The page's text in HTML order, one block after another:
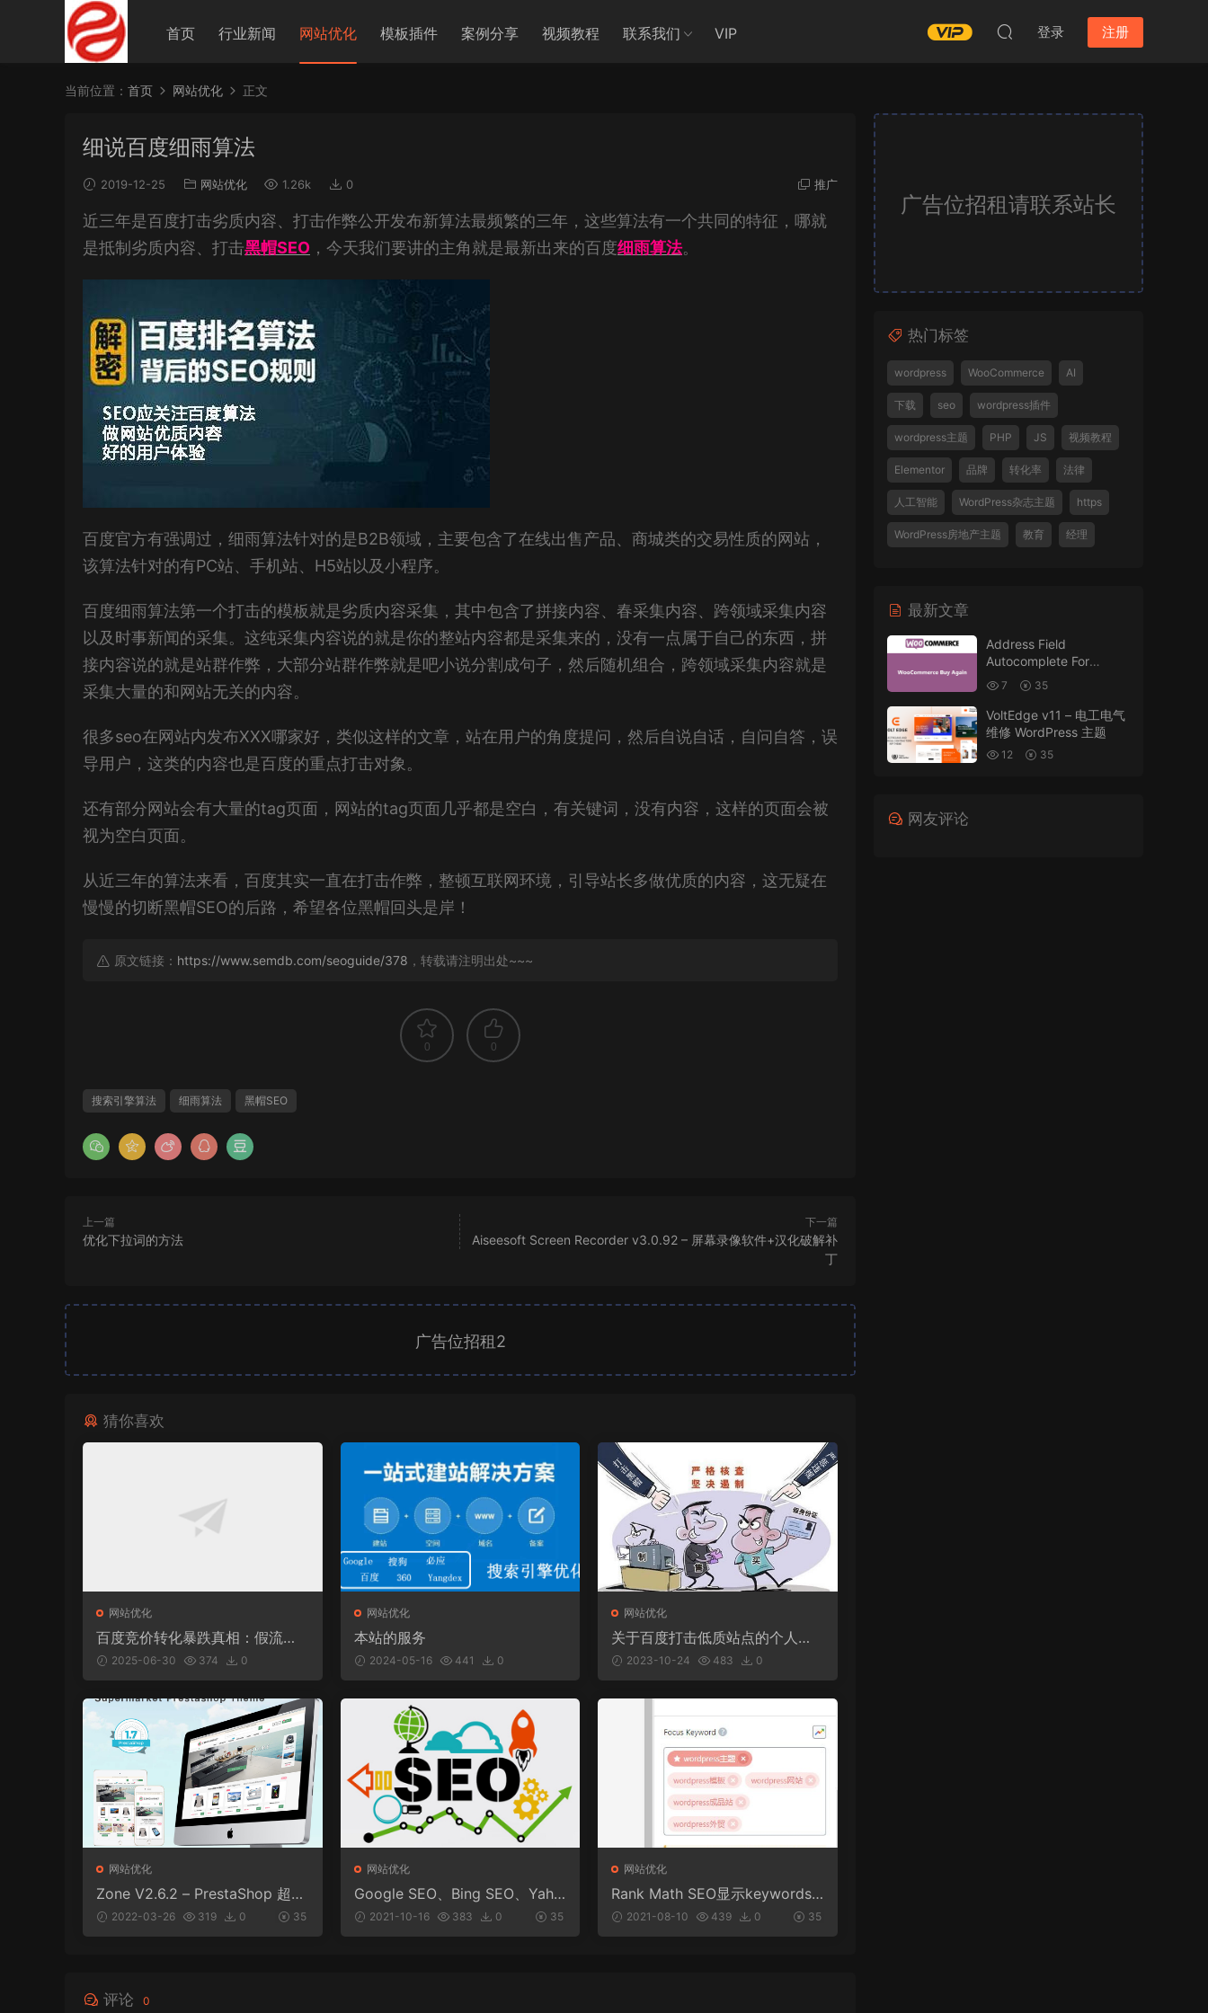
首页 行业新闻 网站优化 模板插件 案例分享 视频教程 联系我们 VIP 登录 注册
当前位置： 首页 网站优化 正文
细说百度细雨算法
2019-12-25 网站优化 1.26k 0 推广
近三年是百度打击劣质内容、打击作弊公开发布新算法最频繁的三年，这些算法有一个共同的特征，哪就
是抵制劣质内容、打击黑帽SEO ，今天我们要讲的主角就是最新出来的百度细雨算法。
百度官方有强调过，细雨算法针对的是B2B领域，主要包含了在线出售产品、商城类的交易性质的网站，
该算法针对的有PC站、手机站、H5站以及小程序。
百度细雨算法第一个打击的模板就是劣质内容采集，其中包含了拼接内容、春采集内容、跨领域采集内容
以及时事新闻的采集。这纯采集内容说的就是你的整站内容都是采集来的，没有一点属于自己的东西，拼
接内容说的就是站群作弊，大部分站群作弊就是吧小说分割成句子，然后随机组合，跨领域采集内容就是
采集大量的和网站无关的内容。
很多seo在网站内发布XXX哪家好，类似这样的文章，站在用户的角度提问，然后自说自话，自问自答，误
导用户，这类的内容也是百度的重点打击对象。
还有部分网站会有大量的tag页面，网站的tag页面几乎都是空白，有关键词，没有内容，这样的页面会被
视为空白页面。
从近三年的算法来看，百度其实一直在打击作弊，整顿互联网环境，引导站长多做优质的内容，这无疑在
慢慢的切断黑帽SEO的后路，希望各位黑帽回头是岸！
原文链接： https://www.semdb.com/seoguide/378 ，转载请注明出处~~~
0 0
搜索引擎算法 细雨算法 黑帽SEO
上一篇
优化下拉词的方法
下一篇
Aiseesoft Screen Recorder v3.0.92 – 屏幕录像软件+汉化破解补
丁
广告位招租2
猜你喜欢
网站优化
百度竞价转化暴跌真相：假流量o
r企业自身缺陷？深度拆解6大病
2025-06-30 374 0
网站优化
本站的服务
2024-05-16 441 0
网站优化
关于百度打击低质站点的个人看
法 2023-10-24 483 0
网站优化
Zone V2.6.2 – PrestaShop 超市
网店模板
2022-03-26 319 0 35
网站优化
Google SEO、Bing SEO、Yaho
o SEO的区别在哪里？
2021-10-16 383 0 35
网站优化
Rank Math SEO显示keywords
meta关键词字段信息的方法
2021-08-10 439 0 35
评论 0
广告位招租请联系站长
热门标签
wordpress WooCommerce AI
下载 seo wordpress插件
wordpress主题 PHP JS 视频教程
Elementor 品牌 转化率 法律
人工智能 WordPress杂志主题 https
WordPress房地产主题 教育 经理
最新文章
Address Field
Autocomplete For
WooCommerce v1.3.2
7 35
VoltEdge v11 – 电工电气
维修 WordPress 主题
12 35
网友评论